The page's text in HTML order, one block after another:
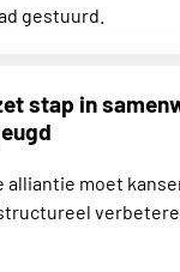
gestuurd.
stap in
alliantie moet